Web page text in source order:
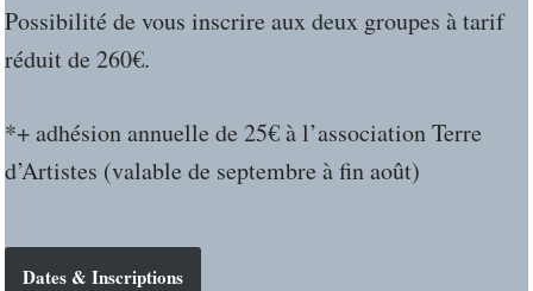
Possibilité de vous inscrire aux deux groupes à tarif
réduit de 260€.
*+ adhésion annuelle de 25€ à l’association Terre
d’Artistes (valable de septembre à fin août)
Dates & Inscriptions